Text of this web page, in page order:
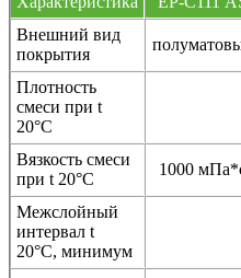
Внешний вид
покрытия
Плотность
смеси при t
20°C
Вязкость смеси
при t 20°С
1000
Межслойный
интервал t
20°С, минимум